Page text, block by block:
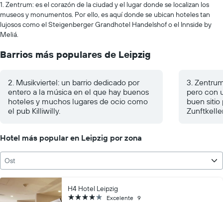
1. Zentrum: es el corazón de la ciudad y el lugar donde se localizan los
museos y monumentos. Por ello, es aquí donde se ubican hoteles tan
lujosos como el Steigenberger Grandhotel Handelshof o el Innside by
Meliá.
Barrios más populares de Leipzig
2. Musikviertel: un barrio dedicado por
entero a la música en el que hay buenos
hoteles y muchos lugares de ocio como
el pub Killiwilly.
3.
pero con
buen
Hotel más popular en Leipzig por zona
Ost
H4 Hotel Leipzig
4 estrellas Excelente 9